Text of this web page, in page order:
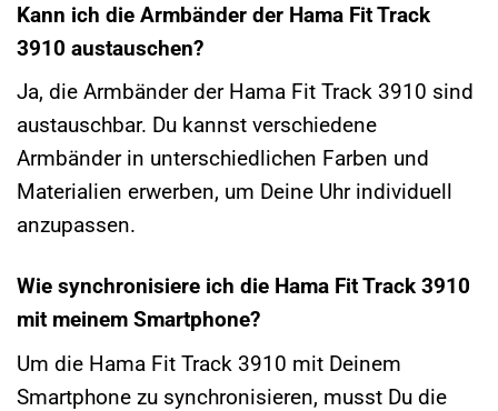
Kann ich die Armbänder der Hama Fit Track
3910 austauschen?
Ja, die Armbänder der Hama Fit Track 3910 sind
austauschbar. Du kannst verschiedene
Armbänder in unterschiedlichen Farben und
Materialien erwerben, um Deine Uhr individuell
anzupassen.
Wie synchronisiere ich die Hama Fit Track 3910
mit meinem Smartphone?
Um die Hama Fit Track 3910 mit Deinem
Smartphone zu synchronisieren, musst Du die